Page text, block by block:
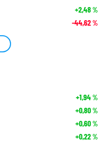
+2,48%
-44,62%
+1,94%
+0,80%
+0,60%
+0,22%